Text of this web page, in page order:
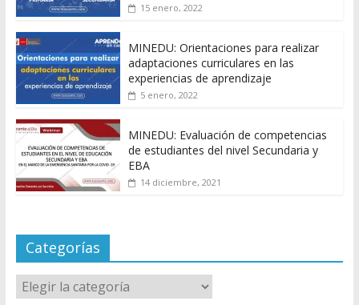
15 enero, 2022
MINEDU: Orientaciones para realizar
adaptaciones curriculares en las
experiencias de aprendizaje
5 enero, 2022
MINEDU: Evaluación de competencias
de estudiantes del nivel Secundaria y
EBA
14 diciembre, 2021
Categorías
Categorías